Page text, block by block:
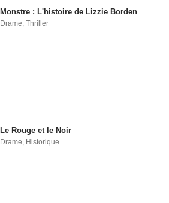
Monstre : L'histoire de Lizzie Borden
Drame ,Thriller
Le Rouge et le Noir
Drame, Historique